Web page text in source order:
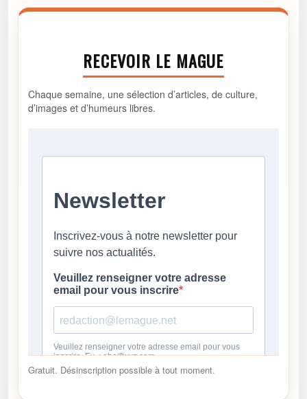
RECEVOIR LE MAGUE
Chaque semaine, une sélection d’articles, de culture,
d’images et d’humeurs libres.
Gratuit. Désinscription possible à tout moment.